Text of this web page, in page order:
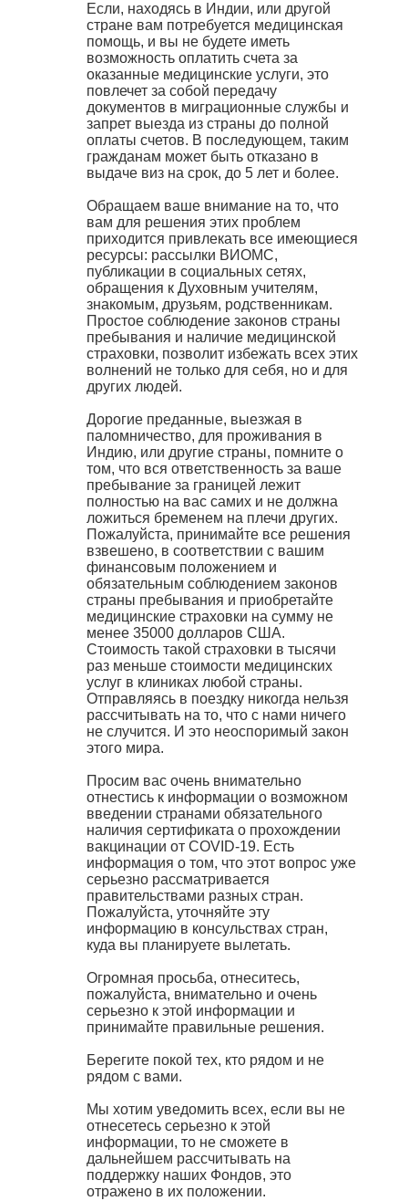
Если, находясь в Индии, или другой
стране вам потребуется медицинская
помощь, и вы не будете иметь
возможность оплатить счета за
оказанные медицинские услуги, это
повлечет за собой передачу
документов в миграционные службы и
запрет выезда из страны до полной
оплаты счетов. В последующем, таким
гражданам может быть отказано в
выдаче виз на срок, до 5 лет и более.
Обращаем ваше внимание на то, что
вам для решения этих проблем
приходится привлекать все имеющиеся
ресурсы: рассылки ВИОМС,
публикации в социальных сетях,
обращения к Духовным учителям,
знакомым, друзьям, родственникам.
Простое соблюдение законов страны
пребывания и наличие медицинской
страховки, позволит избежать всех этих
волнений не только для себя, но и для
других людей.
Дорогие преданные, выезжая в
паломничество, для проживания в
Индию, или другие страны, помните о
том, что вся ответственность за ваше
пребывание за границей лежит
полностью на вас самих и не должна
ложиться бременем на плечи других.
Пожалуйста, принимайте все решения
взвешено, в соответствии с вашим
финансовым положением и
обязательным соблюдением законов
страны пребывания и приобретайте
медицинские страховки на сумму не
менее 35000 долларов США.
Стоимость такой страховки в тысячи
раз меньше стоимости медицинских
услуг в клиниках любой страны.
Отправляясь в поездку никогда нельзя
рассчитывать на то, что с нами ничего
не случится. И это неоспоримый закон
этого мира.
Просим вас очень внимательно
отнестись к информации о возможном
введении странами обязательного
наличия сертификата о прохождении
вакцинации от COVID-19. Есть
информация о том, что этот вопрос уже
серьезно рассматривается
правительствами разных стран.
Пожалуйста, уточняйте эту
информацию в консульствах стран,
куда вы планируете вылетать.
Огромная просьба, отнеситесь,
пожалуйста, внимательно и очень
серьезно к этой информации и
принимайте правильные решения.
Берегите покой тех, кто рядом и не
рядом с вами.
Мы хотим уведомить всех, если вы не
отнесетесь серьезно к этой
информации, то не сможете в
дальнейшем рассчитывать на
поддержку наших Фондов, это
отражено в их положении.